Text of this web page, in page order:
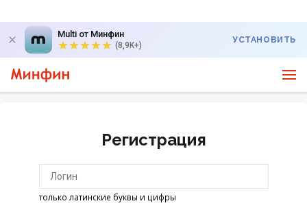
Multi от Минфин
(8,9K+)
УСТАНОВИТЬ
Регистрация
только латинские буквы и цифры